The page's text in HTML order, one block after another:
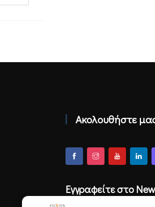
Ακολουθήστε
Εγγραφείτε στο